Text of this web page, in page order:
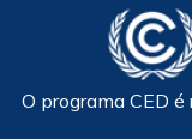
O programa CED